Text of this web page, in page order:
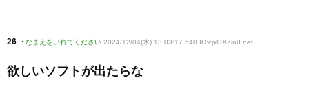
26 : なまえをいれてください 2024/12/04(水) 13:03:17.540 ID:cjvOXZin0 .net
欲しいソフトが出たらな